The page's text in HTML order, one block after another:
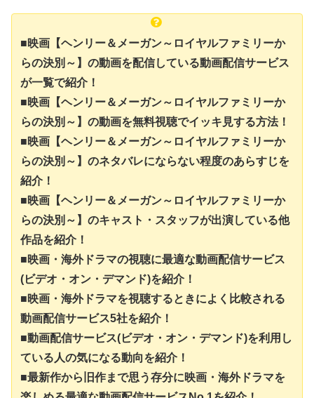
■映画【ヘンリー＆メーガン～ロイヤルファミリーか
らの決別～】の動画を配信している動画配信サービス
が一覧で紹介！
■映画【ヘンリー＆メーガン～ロイヤルファミリーか
らの決別～】の動画を無料視聴でイッキ見する方法！
■映画【ヘンリー＆メーガン～ロイヤルファミリーか
らの決別～】のネタバレにならない程度のあらすじを
紹介！
■映画【ヘンリー＆メーガン～ロイヤルファミリーか
らの決別～】のキャスト・スタッフが出演している他
作品を紹介！
■映画・海外ドラマの視聴に最適な動画配信サービス
(ビデオ・オン・デマンド)を紹介！
■映画・海外ドラマを視聴するときによく比較される
動画配信サービス5社を紹介！
■動画配信サービス(ビデオ・オン・デマンド)を利用し
ている人の気になる動向を紹介！
■最新作から旧作まで思う存分に映画・海外ドラマを